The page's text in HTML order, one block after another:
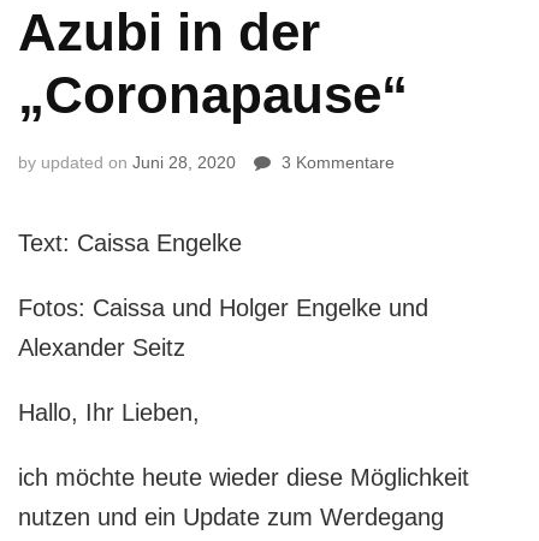
Azubi in der
„Coronapause“
by updated on Juni 28, 2020 3 Kommentare
„Coronapause“
Text: Caissa Engelke
Fotos: Caissa und Holger Engelke und
Alexander Seitz
Hallo, Ihr Lieben,
ich möchte heute wieder diese Möglichkeit
nutzen und ein Update zum Werdegang